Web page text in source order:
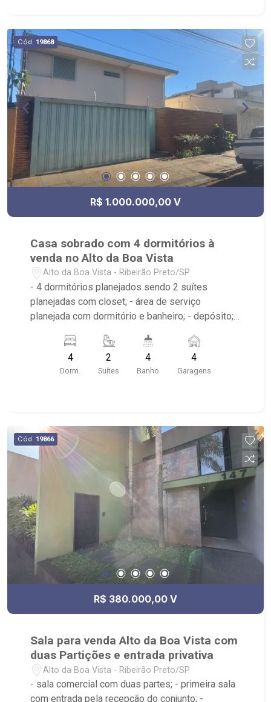
Cód. 19868
R$ 1.000.000,00 V
Casa sobrado com 4 dormitórios à
venda no Alto da Boa Vista
Alto da Boa Vista - Ribeirão Preto/SP
- 4 dormitórios planejados sendo 2 suítes
planejadas com closet; - área de serviço
planejada com dormitório e banheiro; - depósito; -
planejada; - sala de estar; - sala de jantar; - 4
banheiros planejados com box e espelho; -
próximo ao Estãncia Caipira, MCDonald`s, La
4
Dorm.
2
Suítes
4
Banho
4
Garagens
Cód. 19866
R$ 380.000,00 V
Sala para venda Alto da Boa Vista com
duas Partições e entrada privativa
Alto da Boa Vista - Ribeirão Preto/SP
- sala comercial com duas partes; - primeira sala
com entrada pela recepção do conjunto; -